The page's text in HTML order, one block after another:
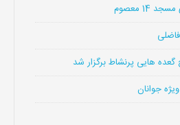
معصوم
هایی پرنشاط برگزار شد
جوانان